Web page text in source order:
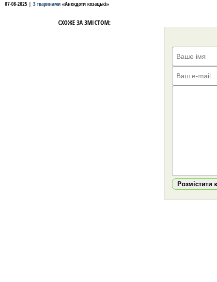
07-08-2025 | З тваринами «Анекдоти козацькі»
СХОЖЕ ЗА ЗМІСТОМ:
Розмістити